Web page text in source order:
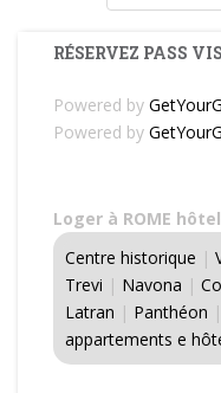
RÉSERVEZ PASS
Powered by
Powered by
Loger à ROME
Centre historique |
Trevi | Navona |
Latran | Panthéon |
appartements e